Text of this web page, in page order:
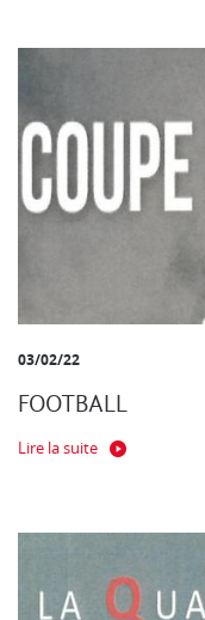
03/02/22
FOOTBALL
Lire la suite